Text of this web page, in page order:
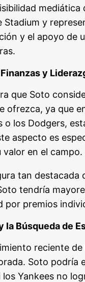
mediática
y
y el apoyo de
y
que Soto
ofrezca, ya que
los Dodgers,
aspecto es
en el campo.
tan destacada
tendría
premios
la Búsqueda de
reciente
Soto podría
Yankees no